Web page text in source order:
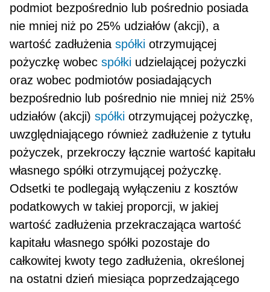
podmiot bezpośrednio lub pośrednio posiada
nie mniej niż po 25% udziałów (akcji), a
wartość zadłużeniaspółki otrzymującej
pożyczkę wobecspółki udzielającej pożyczki
oraz wobec podmiotów posiadających
bezpośrednio lub pośrednio nie mniej niż 25%
udziałów (akcji)spółki otrzymującej pożyczkę,
uwzględniającego również zadłużenie z tytułu
pożyczek, przekroczy łącznie wartość kapitału
własnego spółki otrzymującej pożyczkę.
Odsetki te podlegają wyłączeniu z kosz­tów
podatkowych w takiej proporcji, w jakiej
wartość zadłużenia przekraczająca wartość
kapitału własnego spółki pozostaje do
całkowitej kwoty tego zadłużenia, określonej
na ostatni dzień miesiąca poprzedzające­go